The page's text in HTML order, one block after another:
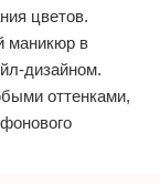
цветов.
маникюр в
дизайном.
оттенками,